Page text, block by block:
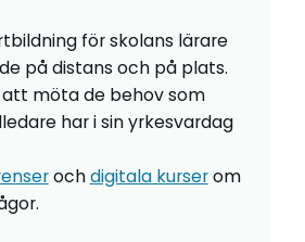
för skolans lärare
på distans och på plats.
möta de behov som
har i sin yrkesvardag
ochdigitala kurserom